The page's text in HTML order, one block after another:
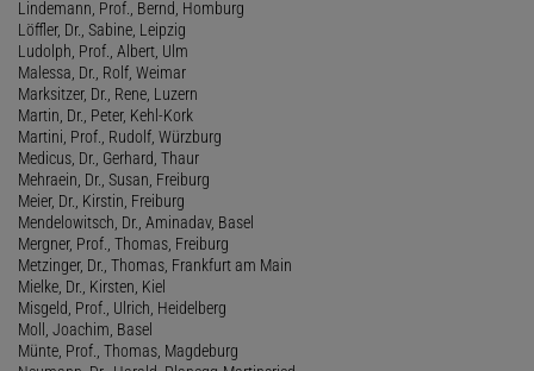
Lindemann, Prof., Bernd, Homburg
Löffler, Dr., Sabine, Leipzig
Ludolph, Prof., Albert, Ulm
Malessa, Dr., Rolf, Weimar
Marksitzer, Dr., Rene, Luzern
Martin, Dr., Peter, Kehl-Kork
Martini, Prof., Rudolf, Würzburg
Medicus, Dr., Gerhard, Thaur
Mehraein, Dr., Susan, Freiburg
Meier, Dr., Kirstin, Freiburg
Mendelowitsch, Dr., Aminadav, Basel
Mergner, Prof., Thomas, Freiburg
Metzinger, Dr., Thomas, Frankfurt am Main
Mielke, Dr., Kirsten, Kiel
Misgeld, Prof., Ulrich, Heidelberg
Moll, Joachim, Basel
Münte, Prof., Thomas, Magdeburg